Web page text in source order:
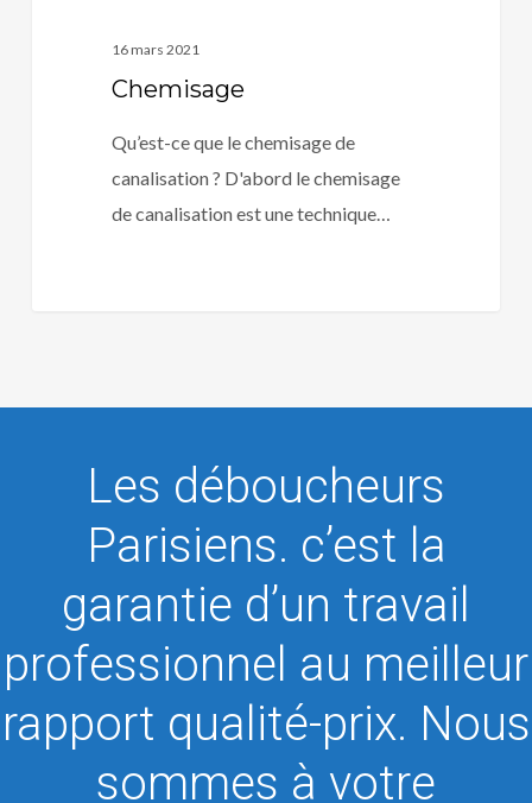
16 mars 2021
Chemisage
Qu’est-ce que le chemisage de
canalisation ? D'abord le chemisage
de canalisation est une technique…
Les déboucheurs
Parisiens. c’est la
garantie d’un travail
professionnel au meilleur
rapport qualité-prix. Nous
sommes à votre